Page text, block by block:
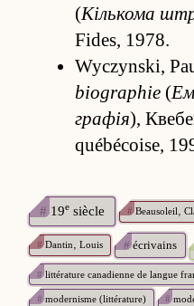
(Кількома
Fides, 1978.
Wyczynski,
biographie(
графія),
québécoise,
#19e siècle #Beausoleil‚
#Dantin‚ Louis #écrivains
#littérature canadienne de langue
#modernisme (littérature) #